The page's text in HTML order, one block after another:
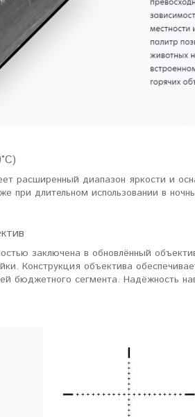
расширенный диапазон яркости и
при длительном использовании в
заключена в обновлённый
Конструкция объектива
бюджетного сегмента. Надёжность